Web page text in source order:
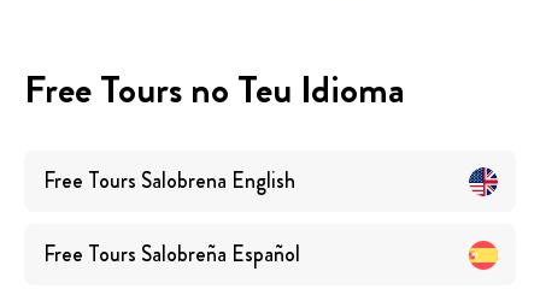
Free Tours no Teu Idioma
Free Tours Salobrena English
Free Tours Salobreña Español